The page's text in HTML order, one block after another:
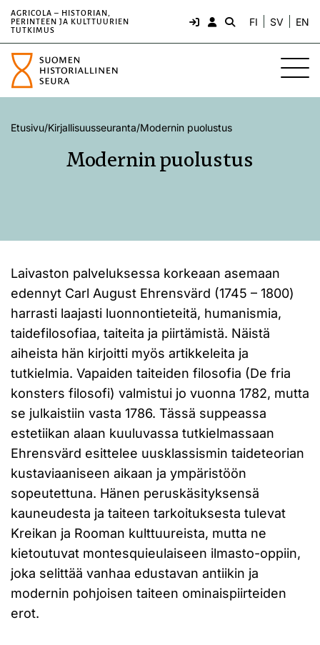
AGRICOLA – HISTORIAN,
PERINTEEN JA KULTTUURIEN
TUTKIMUS
FI SV EN
Etusivu/Kirjallisuusseuranta/Modernin puolustus
Modernin puolustus
Laivaston palveluksessa korkeaan asemaan
edennyt Carl August Ehrensvärd (1745 – 1800)
harrasti laajasti luonnontieteitä, humanismia,
taidefilosofiaa, taiteita ja piirtämistä. Näistä
aiheista hän kirjoitti myös artikkeleita ja
tutkielmia. Vapaiden taiteiden filosofia (De fria
konsters filosofi) valmistui jo vuonna 1782, mutta
se julkaistiin vasta 1786. Tässä suppeassa
estetiikan alaan kuuluvassa tutkielmassaan
Ehrensvärd esittelee uusklassismin taideteorian
kustaviaaniseen aikaan ja ympäristöön
sopeutettuna. Hänen peruskäsityksensä
kauneudesta ja taiteen tarkoituksesta tulevat
Kreikan ja Rooman kulttuureista, mutta ne
kietoutuvat montesquieulaiseen ilmasto-oppiin,
joka selittää vanhaa edustavan antiikin ja
modernin pohjoisen taiteen ominaispiirteiden
erot.